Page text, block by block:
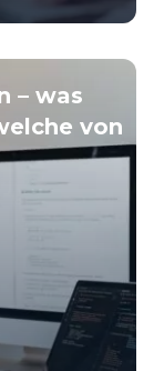
– was
von